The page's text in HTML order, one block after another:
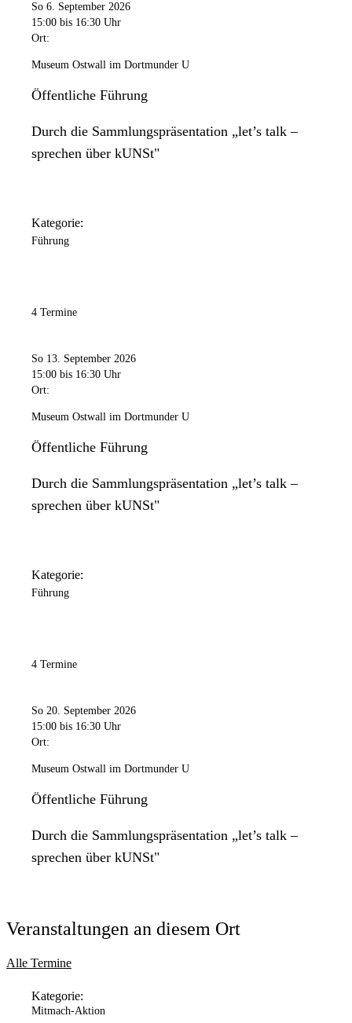
Samstag
11:00 Uhr
Sonntag
Dezember / 25. Dezember / 31. Dezember / 1. Januar.
So 6. September 2026
15:00 bis 16:30 Uhr
Ort:
Museum Ostwall im Dortmunder U
Öffentliche Führung
Durch die Sammlungspräsentation „let’s talk –
sprechen über kUNSt"
Kategorie:
Führung
4 Termine
So 13. September 2026
15:00 bis 16:30 Uhr
Ort:
Museum Ostwall im Dortmunder U
Öffentliche Führung
Durch die Sammlungspräsentation „let’s talk –
sprechen über kUNSt"
Kategorie:
Führung
4 Termine
So 20. September 2026
15:00 bis 16:30 Uhr
Ort:
Museum Ostwall im Dortmunder U
Öffentliche Führung
Durch die Sammlungspräsentation „let’s talk –
sprechen über kUNSt"
Veranstaltungen an diesem Ort
Alle Termine
Kategorie:
Mitmach-Aktion